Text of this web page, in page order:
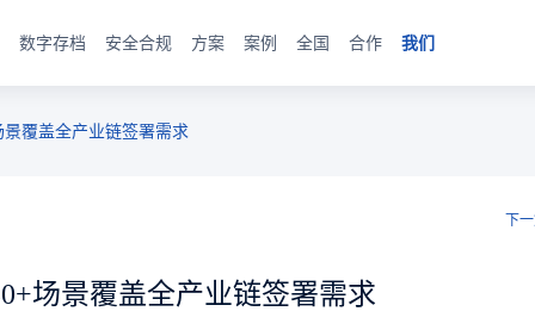
数字存档 安全合规 方案 案例 全国 合作 我们
覆盖全产业链签署需求
下
场景覆盖全产业链签署需求